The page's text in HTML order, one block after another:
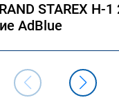
STAREX H-1
AdBlue